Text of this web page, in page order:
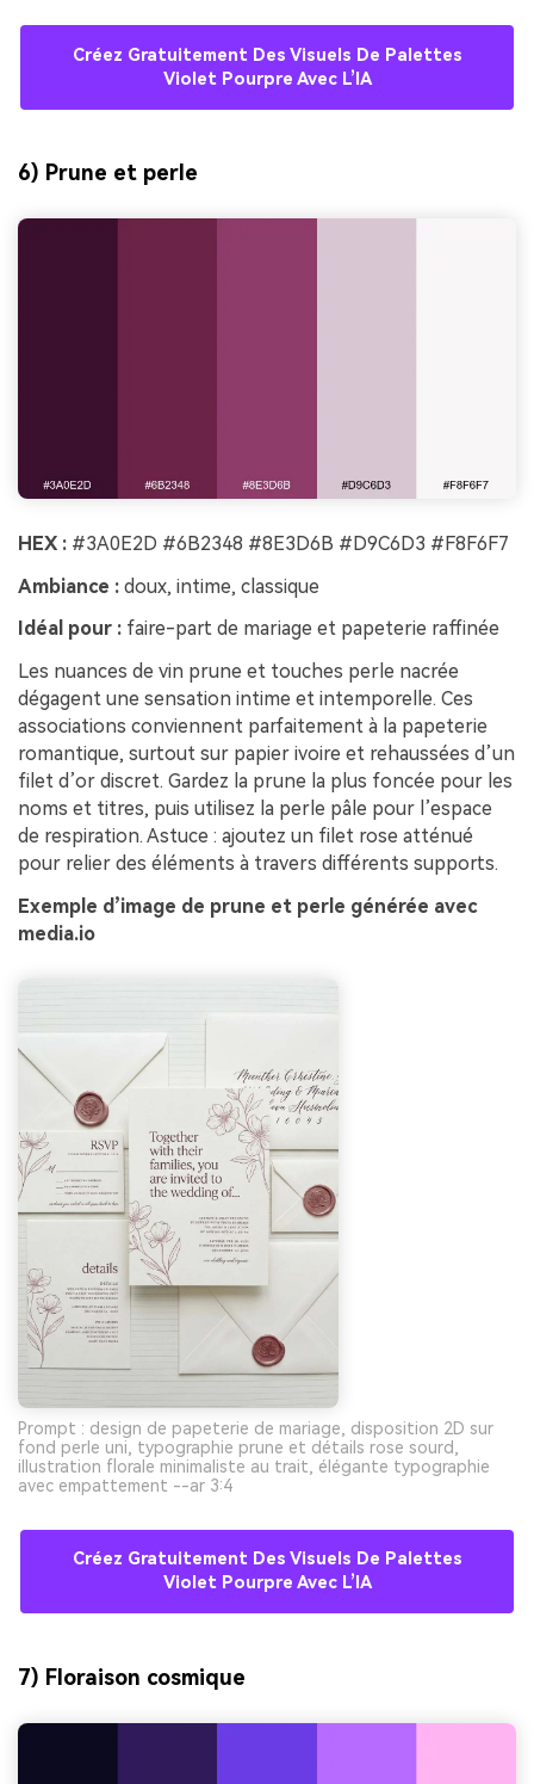
Créez Gratuitement Des Visuels De Palettes
Violet Pourpre Avec L’IA
6) Prune et perle
HEX : #3A0E2D #6B2348 #8E3D6B #D9C6D3 #F8F6F7
Ambiance : doux, intime, classique
Idéal pour : faire-part de mariage et papeterie raffinée
Les nuances de vin prune et touches perle nacrée
dégagent une sensation intime et intemporelle. Ces
associations conviennent parfaitement à la papeterie
romantique, surtout sur papier ivoire et rehaussées d’un
filet d’or discret. Gardez la prune la plus foncée pour les
noms et titres, puis utilisez la perle pâle pour l’espace
de respiration. Astuce : ajoutez un filet rose atténué
pour relier des éléments à travers différents supports.
Exemple d’image de prune et perle générée avec
media.io
Prompt : design de papeterie de mariage, disposition 2D sur
fond perle uni, typographie prune et détails rose sourd,
illustration florale minimaliste au trait, élégante typographie
avec empattement --ar 3:4
Créez Gratuitement Des Visuels De Palettes
Violet Pourpre Avec L’IA
7) Floraison cosmique